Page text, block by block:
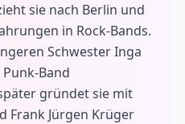
sie nach Berlin und
in Rock-Bands.
Schwester Inga
Band
gründet sie mit
Frank Jürgen Krüger